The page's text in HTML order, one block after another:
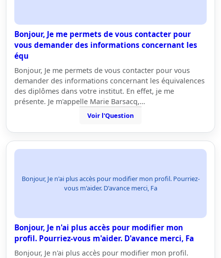
Bonjour, Je me permets de vous contacter pour
vous demander des informations concernant les
équ
Bonjour, Je me permets de vous contacter pour vous
demander des informations concernant les équivalences
des diplômes dans votre institut. En effet, je me
présente. Je m'appelle Marie Barsacq,…
Voir l'Question
Bonjour, Je n'ai plus accès pour modifier mon profil. Pourriez-
vous m'aider. D'avance merci, Fa
Bonjour, Je n'ai plus accès pour modifier mon
profil. Pourriez-vous m'aider. D'avance merci, Fa
Bonjour, Je n'ai plus accès pour modifier mon profil.